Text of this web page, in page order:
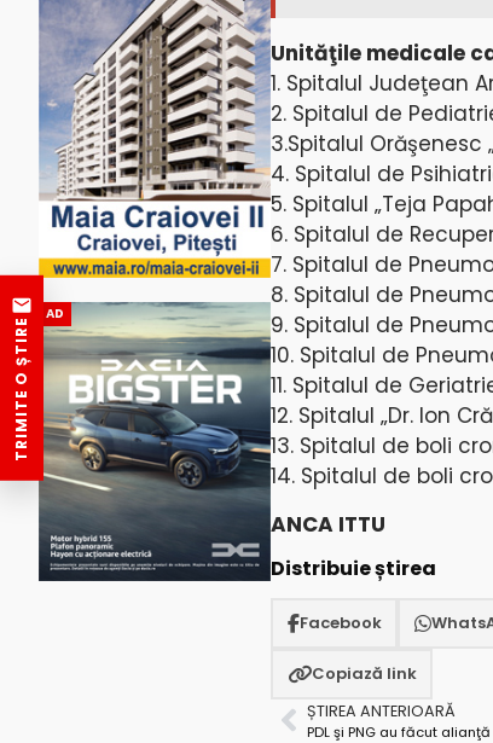
AD
Unităţile medicale
1. Spitalul Judeţean
2. Spitalul de
3.Spitalul Orăşenesc
4. Spitalul de
5. Spitalul „Teja
6. Spitalul de
7. Spitalul de
8. Spitalul de
9. Spitalul de
10. Spitalul de
11. Spitalul de
12. Spitalul „Dr. Ion
13. Spitalul de boli
14. Spitalul de boli
ANCA ITTU
Distribuie știrea
Facebook
Copiază link
ȘTIREA ANTERIOARĂ
PDL şi PNG au făcut
TRIMITE O ȘTIRE